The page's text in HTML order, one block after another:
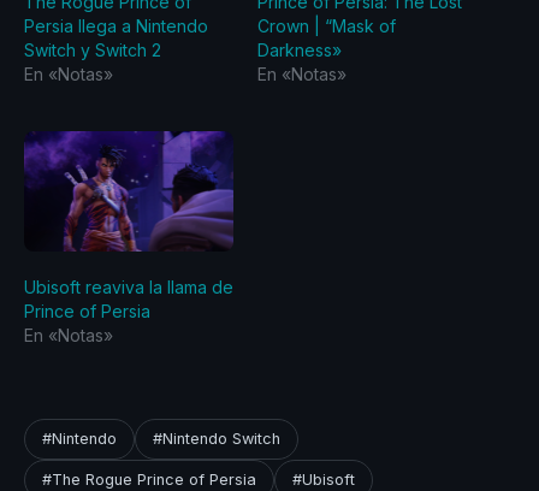
Persia llega a Nintendo
Switch y Switch 2
En «Notas»
Crown | “Mask of
Darkness»
En «Notas»
Ubisoft reaviva la llama de
Prince of Persia
En «Notas»
#Nintendo #Nintendo Switch
#The Rogue Prince of Persia #Ubisoft